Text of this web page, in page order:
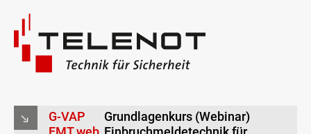
G-VAP
Grundlagenkurs (Webinar)